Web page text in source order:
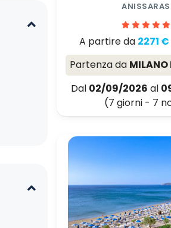
ANISSARAS
A partire da 2271 €
Partenza da MILANO
Dal 02/09/2026 al
(7 giorni - 7